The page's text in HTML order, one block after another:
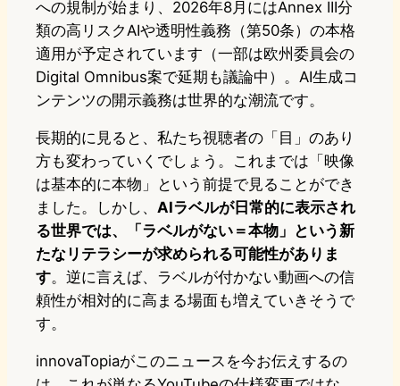
への規制が始まり、2026年8月にはAnnex III分
類の高リスクAIや透明性義務（第50条）の本格
適用が予定されています（一部は欧州委員会の
Digital Omnibus案で延期も議論中）。AI生成コ
ンテンツの開示義務は世界的な潮流です。
長期的に見ると、私たち視聴者の「目」のあり
方も変わっていくでしょう。これまでは「映像
は基本的に本物」という前提で見ることができ
ました。しかし、 AIラベルが日常的に表示され
る世界では、「ラベルがない＝本物」という新
たなリテラシーが求められる可能性がありま
す。逆に言えば、ラベルが付かない動画への信
頼性が相対的に高まる場面も増えていきそうで
す。
innovaTopiaがこのニュースを今お伝えするの